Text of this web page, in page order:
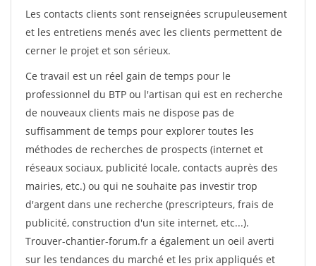
Les contacts clients sont renseignées scrupuleusement
et les entretiens menés avec les clients permettent de
cerner le projet et son sérieux.
Ce travail est un réel gain de temps pour le
professionnel du BTP ou l'artisan qui est en recherche
de nouveaux clients mais ne dispose pas de
suffisamment de temps pour explorer toutes les
méthodes de recherches de prospects (internet et
réseaux sociaux, publicité locale, contacts auprès des
mairies, etc.) ou qui ne souhaite pas investir trop
d'argent dans une recherche (prescripteurs, frais de
publicité, construction d'un site internet, etc...).
Trouver-chantier-forum.fr a également un oeil averti
sur les tendances du marché et les prix appliqués et